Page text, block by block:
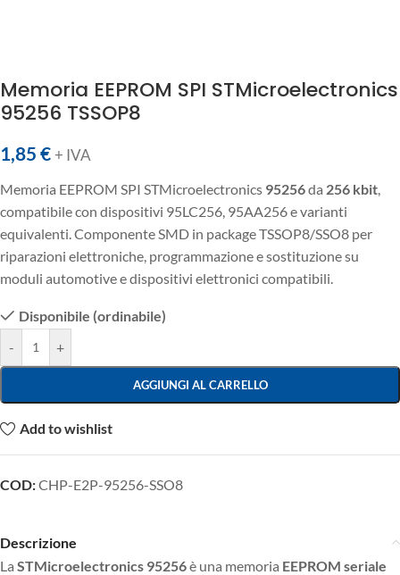
Memoria EEPROM SPI STMicroelectronics
95256 TSSOP8
1,85 € + IVA
Memoria EEPROM SPI STMicroelectronics 95256da 256 kbit
compatibile con dispositivi 95LC256, 95AA256 e varianti
equivalenti. Componente SMD in package TSSOP8/SSO8 per
riparazioni elettroniche, programmazione e sostituzione su
moduli automotive e dispositivi elettronici compatibili.
Disponibile (ordinabile)
-
+
AGGIUNGI AL CARRELLO
Add to wishlist
COD:CHP-E2P-95256-SSO8
Descrizione
La STMicroelectronics 95256è una memoria EEPROM seriale